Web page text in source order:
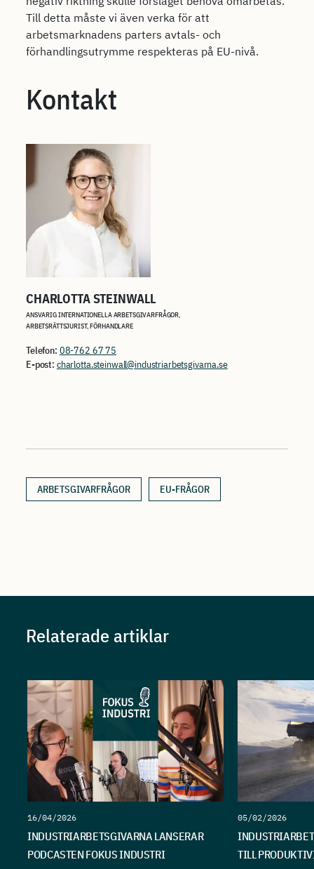
Till detta måste vi även verka för att
arbetsmarknadens parters avtals- och
förhandlingsutrymme respekteras på EU-nivå.
Kontakt
CHARLOTTA STEINWALL
ANSVARIG INTERNATIONELLA ARBETSGIVARFRÅGOR,
ARBETSRÄTTSJURIST, FÖRHANDLARE
Telefon: 08-762 67 75
E-post: charlotta.steinwall@industriarbetsgivarna.se
ARBETSGIVARFRÅGOR EU-FRÅGOR
Relaterade artiklar
16/04/2026
INDUSTRIARBETSGIVARNA LANSERAR
PODCASTEN FOKUS INDUSTRI
05/02/2026
TILL